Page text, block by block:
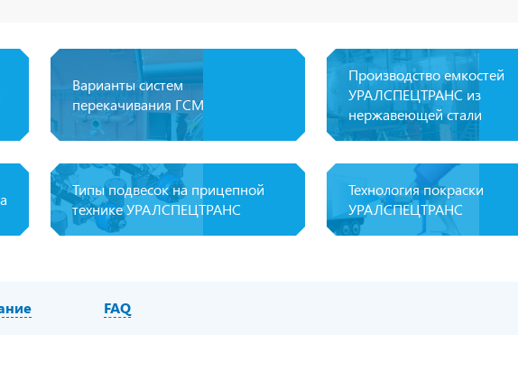
Варианты систем
перекачивания ГСМ
Производство емкостей
УРАЛСПЕЦТРАНС из
нержавеющей стали
Типы подвесок на прицепной
технике УРАЛСПЕЦТРАНС
Технология покраски
УРАЛСПЕЦТРАНС
FAQ